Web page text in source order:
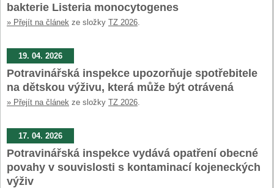
bakterie Listeria monocytogenes
» Přejít na článek ze složky TZ 2026
19. 04. 2026
Potravinářská inspekce upozorňuje spotřebitele
na dětskou výživu, která může být otrávená
» Přejít na článek ze složky TZ 2026
17. 04. 2026
Potravinářská inspekce vydává opatření obecné
povahy v souvislosti s kontaminací kojeneckých
výživ